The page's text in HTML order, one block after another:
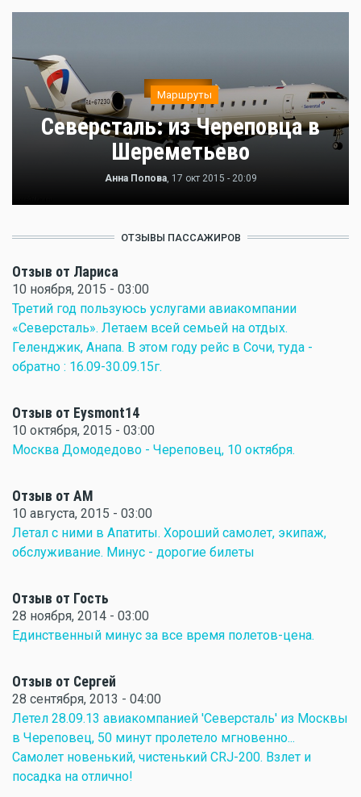
Маршруты
Северсталь: из Череповца в
Шереметьево
Анна Попова, 17 окт 2015 - 20:09
ОТЗЫВЫ ПАССАЖИРОВ
Отзыв от Лариса
10 ноября, 2015 - 03:00
Третий год пользуюсь услугами авиакомпании
«Северсталь». Летаем всей семьей на отдых.
Геленджик, Анапа. В этом году рейс в Сочи, туда -
обратно : 16.09-30.09.15г.
Отзыв от Eysmont14
10 октября, 2015 - 03:00
Москва Домодедово - Череповец, 10 октября.
Отзыв от АМ
10 августа, 2015 - 03:00
Летал с ними в Апатиты. Хороший самолет, экипаж,
обслуживание. Минус - дорогие билеты
Отзыв от Гость
28 ноября, 2014 - 03:00
Единственный минус за все время полетов-цена.
Отзыв от Сергей
28 сентября, 2013 - 04:00
Летел 28.09.13 авиакомпанией 'Северсталь' из Москвы
в Череповец, 50 минут пролетело мгновенно...
Самолет новенький, чистенький CRJ-200. Взлет и
посадка на отлично!